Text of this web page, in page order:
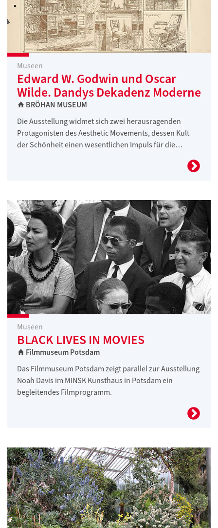
Museen
Edward W. Godwin und Oscar
Wilde. Dandys Dekadenz Moderne
BRÖHAN MUSEUM
Die Ausstellung widmet sich zwei herausragenden
Protagonisten des Aesthetic Movements, dessen Kult
der Schönheit einen wesentlichen Impuls für die…
Museen
BLACK LIVES IN MOVIES
Filmmuseum Potsdam
Das Filmmuseum Potsdam zeigt parallel zur Ausstellung
Noah Davis im MINSK Kunsthaus in Potsdam ein
begleitendes Filmprogramm.